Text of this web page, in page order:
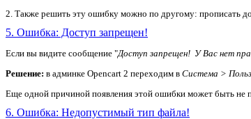
2. Также решить эту ошибку можно по другому: прописать
5. Ошибка: Доступ запрещен!
Если вы видите сообщение "Доступ запрещен! У Вас нет
Решение: в админке Opencart 2 переходим в Система >
Еще одной причиной появления этой ошибки может быть не
6. Ошибка: Недопустимый тип файла!